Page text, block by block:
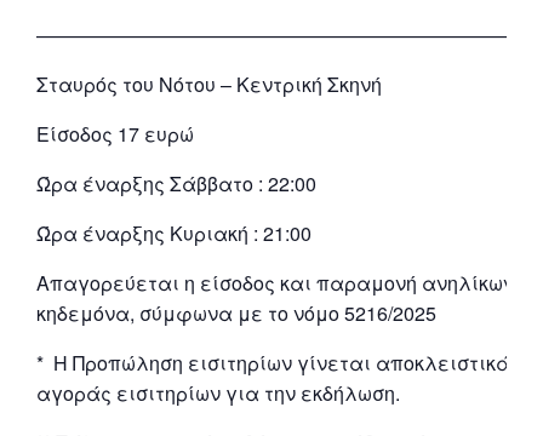
Σταυρός του Νότου – Κεντρική Σκηνή
Είσοδος 17 ευρώ
Ώρα έναρξης Σάββατο : 22:00
Ώρα έναρξης Kυριακή : 21:00
Απαγορεύεται η είσοδος και παραμονή ανηλίκων
κηδεμόνα, σύμφωνα με το νόμο 5216/2025
* Η Προπώληση εισιτηρίων γίνεται αποκλειστικά
αγοράς εισιτηρίων για την εκδήλωση.